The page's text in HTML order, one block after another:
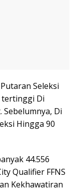
Seleksi
tertinggi Di
Di
Hingga 90
44.556
Qualifier FFNS
Kekhawatiran